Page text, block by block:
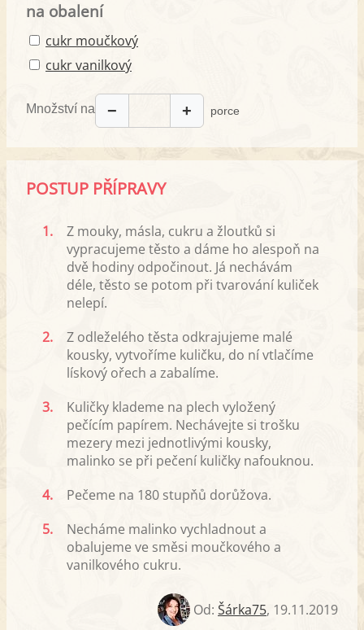
na obalení
cukr moučkový
cukr vanilkový
Množství na − + porce
POSTUP PŘÍPRAVY
1.
Z mouky, másla, cukru a žloutků si
vypracujeme těsto a dáme ho alespoň na
dvě hodiny odpočinout. Já nechávám
déle, těsto se potom při tvarování kuliček
nelepí.
2.
Z odleželého těsta odkrajujeme malé
kousky, vytvoříme kuličku, do ní vtlačíme
lískový ořech a zabalíme.
3.
Kuličky klademe na plech vyložený
pečícím papírem. Nechávejte si trošku
mezery mezi jednotlivými kousky,
malinko se při pečení kuličky nafouknou.
4.
Pečeme na 180 stupňů dorůžova.
5.
Necháme malinko vychladnout a
obalujeme ve směsi moučkového a
vanilkového cukru.
Od: Šárka75, 19.11.2019